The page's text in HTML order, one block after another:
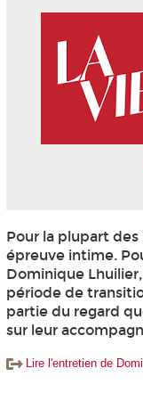
Pour la plupart
épreuve intime.
Dominique
période de
partie du regard
sur leur
Lire l'entretien de